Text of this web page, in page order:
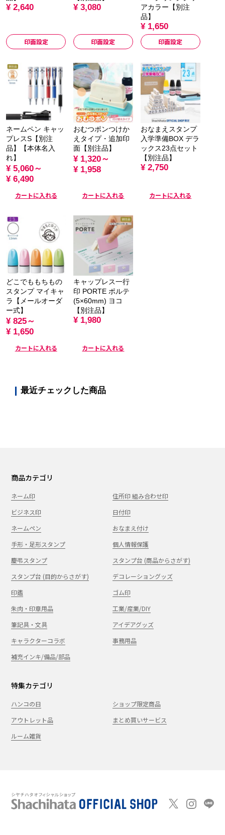
¥ 2,640
印面設定
¥ 3,080
印面設定
アカラー【別注
品】
¥ 1,650
印面設定
ネームペン キャッ
プレスS【別注
品】【本体名入
れ】
¥ 5,060～
¥ 6,490
カートに入れる
おむつポンつけか
えタイプ・追加印
面【別注品】
¥ 1,320～
¥ 1,958
カートに入れる
おなまえスタンプ
入学準備BOX デラ
ックス23点セット
【別注品】
¥ 2,750
カートに入れる
どこでももちもの
スタンプ マイキャ
ラ【メールオーダ
ー式】
¥ 825～
¥ 1,650
カートに入れる
キャップレス一行
印 PORTE ポルテ
(5×60mm) ヨコ
【別注品】
¥ 1,980
カートに入れる
最近チェックした商品
商品カテゴリ
ネーム印
住所印 組み合わせ印
ビジネス印
日付印
ネームペン
おなまえ付け
手形・足形スタンプ
個人情報保護
慶弔スタンプ
スタンプ台 (商品からさがす)
スタンプ台 (目的からさがす)
デコレーショングッズ
印鑑
ゴム印
朱肉・印章用品
工業/産業/DIY
筆記具・文具
アイデアグッズ
キャラクターコラボ
事務用品
補充インキ/備品/部品
特集カテゴリ
ハンコの日
ショップ限定商品
アウトレット品
まとめ買いサービス
ルーム雑貨